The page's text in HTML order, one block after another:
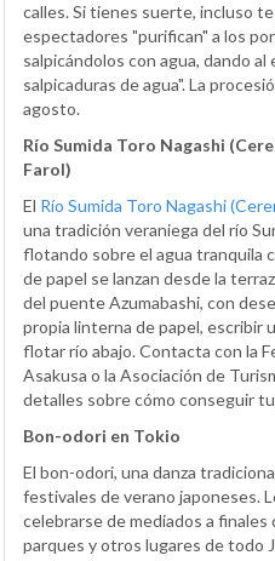
calles. Si tienes suerte, incluso
espectadores "purifican" a los
salpicándolos con agua, dando
salpicaduras de agua". La
agosto.
Río Sumida Toro Nagashi
Farol)
El Río Sumida Toro Nagashi
una tradición veraniega del río
flotando sobre el agua tranquila
de papel se lanzan desde la
del puente Azumabashi, con
propia linterna de papel, escribir
flotar río abajo. Contacta con la
Asakusa o la Asociación de
detalles sobre cómo conseguir
Bon-odori en Tokio
El bon-odori, una danza
festivales de verano japoneses.
celebrarse de mediados a
parques y otros lugares de todo